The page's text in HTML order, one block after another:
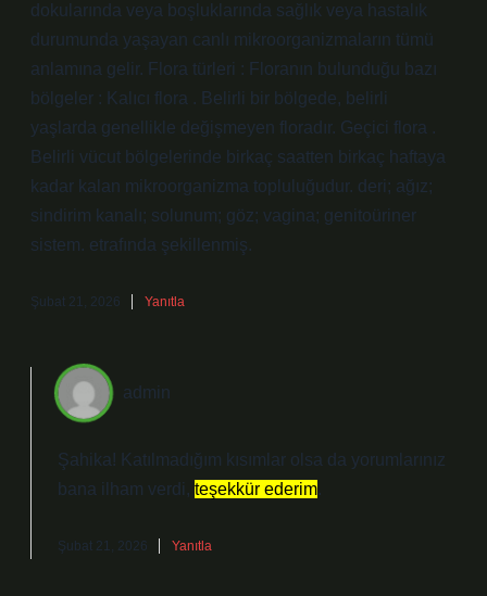
dokularında veya boşluklarında sağlık veya hastalık
durumunda yaşayan canlı mikroorganizmaların tümü
anlamına gelir. Flora türleri : Floranın bulunduğu bazı
bölgeler : Kalıcı flora . Belirli bir bölgede, belirli
yaşlarda genellikle değişmeyen floradır. Geçici flora .
Belirli vücut bölgelerinde birkaç saatten birkaç haftaya
kadar kalan mikroorganizma topluluğudur. deri; ağız;
sindirim kanalı; solunum; göz; vagina; genitoüriner
sistem. etrafında şekillenmiş.
Şubat 21, 2026 Yanıtla
admin
Şahika! Katılmadığım kısımlar olsa da yorumlarınız
bana ilham verdi, teşekkür ederim.
Şubat 21, 2026 Yanıtla